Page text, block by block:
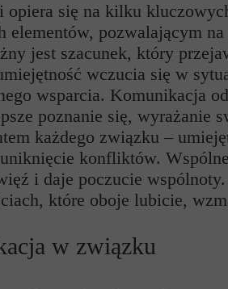
się na kilku
elementów, pozwalającym
jest szacunek, który
wczucia się w
wsparcia. Komunikacja
poznanie się,
każdego związku –
konfliktów.
i daje poczucie
które oboje lubicie,
w związku